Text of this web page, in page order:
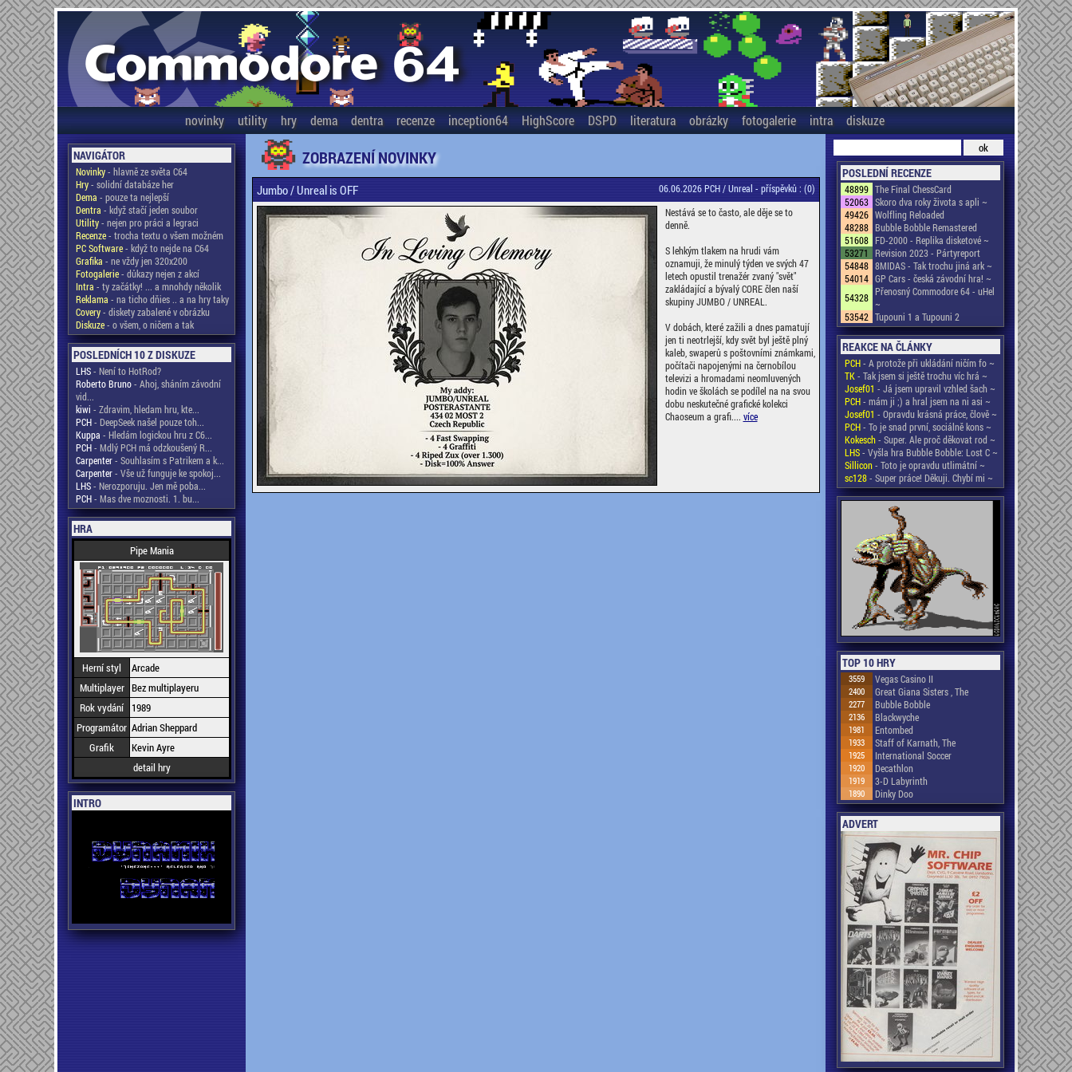
novinky utility hry dema dentra recenze inception64 HighScore DSPD literatura obrázky fotogalerie intra diskuze
NAVIGÁTOR
Novinky- hlavně ze světa C64
Hry- solidní databáze her
Dema - pouze ta nejlepší
Dentra - když stačí jeden soubor
Utility- nejen pro práci a legraci
Recenze- trocha textu o všem možném
PC Software- když to nejde na C64
Grafika - ne vždy jen 320x200
Fotogalerie- důkazy nejen z akcí
Intra - ty začátky! ... a mnohdy několik
Reklama - na ticho dňies .. a na hry taky
Covery- diskety zabalené v obrázku
Diskuze- o všem, o ničem a tak
POSLEDNÍCH 10 Z DISKUZE
LHS- Není to HotRod?
Roberto Bruno- Ahoj, sháním závodní
vid...
kiwi - Zdravim, hledam hru, kte...
PCH- DeepSeek našel pouze toh...
Kuppa - Hledám logickou hru z C6...
PCH- Mdlý PCH má odzkoušený R...
Carpenter- Souhlasím s Patrikem a k...
Carpenter- Vše už funguje ke spokoj...
LHS- Nerozporuju. Jen mě poba...
PCH- Mas dve moznosti. 1. bu...
HRA
Pipe Mania
Herní styl
Arcade
Multiplayer Bez multiplayeru
Rok vydání
1989
Programátor Adrian Sheppard
Grafik
Kevin Ayre
detail hry
INTRO
ZOBRAZENÍ NOVINKY
Jumbo / Unreal is OFF 06.06.2026 PCH / Unreal - příspěvků : (0)
Nestává se to často, ale děje se to
denně.
S lehkým tlakem na hrudi vám
oznamuji, že minulý týden ve svých 47
letech opustil trenažér zvaný "svět"
zakládající a bývalý CORE člen naší
skupiny JUMBO / UNREAL.
V dobách, které zažili a dnes pamatují
jen ti neotrlejší, kdy svět byl ještě plný
kaleb, swaperů s poštovními známkami,
počítači napojenými na černobílou
televizi a hromadami neomluvených
hodin ve školách se podílel na na svou
dobu neskutečné grafické kolekci
Chaoseum a grafi.... více
POSLEDNÍ RECENZE
48899 The Final ChessCard
52063 Skoro dva roky života s apli ~
49426 Wolfling Reloaded
48288 Bubble Bobble Remastered
51608 FD-2000 - Replika disketové ~
53271
Revision 2023 - Pártyreport
54848 8MIDAS - Tak trochu jiná ark ~
54014 GP Cars - česká závodní hra! ~
54328 Přenosný Commodore 64 - uHel
~
53542 Tupouni 1 a Tupouni 2
REAKCE NA ČLÁNKY
PCH- A protože při ukládání ničím fo ~
TK- Tak jsem si ještě trochu víc hrá ~
Josef01 - Já jsem upravil vzhled šach ~
PCH- mám ji ;) a hral jsem na ni asi ~
Josef01 - Opravdu krásná práce, člově ~
PCH- To je snad první, sociálně kons ~
Kokesch- Super. Ale proč děkovat rod ~
LHS- Vyšla hra Bubble Bobble: Lost C ~
Sillicon- Toto je opravdu utlimátní ~
sc128- Super práce! Děkuji. Chybí mi ~
TOP 10 HRY
3559 Vegas Casino II
2400 Great Giana Sisters , The
2277 Bubble Bobble
2136 Blackwyche
1981 Entombed
1933 Staff of Karnath, The
1925 International Soccer
1920 Decathlon
1919 3-D Labyrinth
1890 Dinky Doo
ADVERT